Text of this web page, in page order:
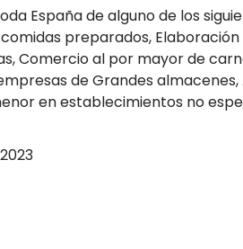
España de alguno de los
preparados,
Comercio al por mayor de
de Grandes
en establecimientos no